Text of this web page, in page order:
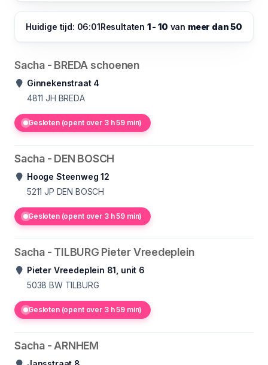
Huidige tijd: 06:01Resultaten 1 - 10 van meer dan 50
Sacha - BREDA schoenen
Ginnekenstraat 4
4811 JH BREDA
Gesloten (opent over 3 h 59 min)
Sacha - DEN BOSCH
Hooge Steenweg 12
5211 JP DEN BOSCH
Gesloten (opent over 3 h 59 min)
Sacha - TILBURG Pieter Vreedeplein
Pieter Vreedeplein 81, unit 6
5038 BW TILBURG
Gesloten (opent over 3 h 59 min)
Sacha - ARNHEM